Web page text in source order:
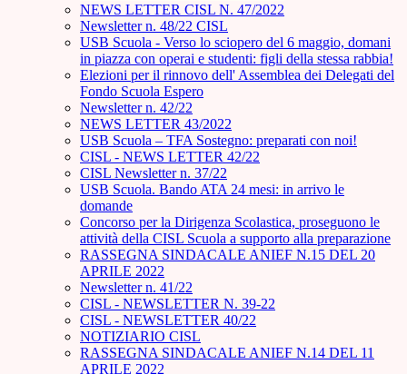
NEWS LETTER CISL N. 47/2022
Newsletter n. 48/22 CISL
USB Scuola - Verso lo sciopero del 6 maggio, domani
in piazza con operai e studenti: figli della stessa rabbia!
Elezioni per il rinnovo dell' Assemblea dei Delegati del
Fondo Scuola Espero
Newsletter n. 42/22
NEWS LETTER 43/2022
USB Scuola – TFA Sostegno: preparati con noi!
CISL - NEWS LETTER 42/22
CISL Newsletter n. 37/22
USB Scuola. Bando ATA 24 mesi: in arrivo le
domande
Concorso per la Dirigenza Scolastica, proseguono le
attività della CISL Scuola a supporto alla preparazione
RASSEGNA SINDACALE ANIEF N.15 DEL 20
APRILE 2022
Newsletter n. 41/22
CISL - NEWSLETTER N. 39-22
CISL - NEWSLETTER 40/22
NOTIZIARIO CISL
RASSEGNA SINDACALE ANIEF N.14 DEL 11
APRILE 2022